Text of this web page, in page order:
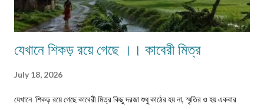
যেখানে শিকড় রয়ে গেছে ।। কাবেরী মিত্র
July 18, 2026
যেখানে শিকড় রয়ে গেছে কাবেরী মিত্র কিছু দরজা শুধু কাঠের হয় না, স্মৃতির ও হয় একবার